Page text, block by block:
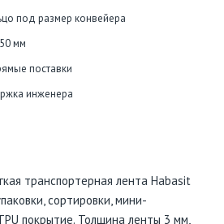
под размер конвейера
мм
поставки
инженера
транспортерная лента Habasit
сортировки, мини-
покрытие. Толщина ленты 3 мм,